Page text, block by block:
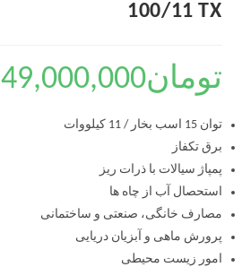
100/11 TX
تومان49,000,000
توان 15 اسب بخار / 11 کیلووات
برق تکفاز
پمپاژ سیالات با ذرات ریز
استحصال آب از چاه ها
مصارف خانگی، صنعتی و ساختمانی
پرورش ماهی و آبزیان دریایی
امور زیست محیطی